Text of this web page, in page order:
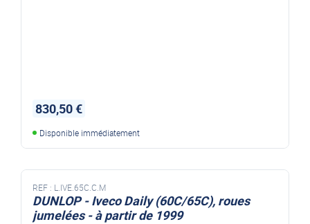
830,50 €
Disponible immédiatement
REF : L.IVE.65C.C.M
DUNLOP - Iveco Daily (60C/65C), roues
jumelées - à partir de 1999